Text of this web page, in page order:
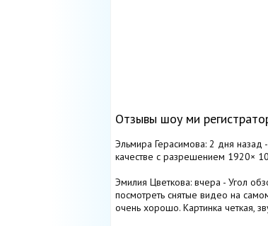
Отзывы шоу ми
Эльмира Герасимова: 2 дня назад
качестве с разрешением 1920×
Эмилия Цветкова: вчера - Угол
посмотреть снятые видео на
очень хорошо. Картинка четкая,